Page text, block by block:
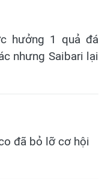
hưởng 1 quả đá
nhưng Saibari lại
đã bỏ lỡ cơ hội